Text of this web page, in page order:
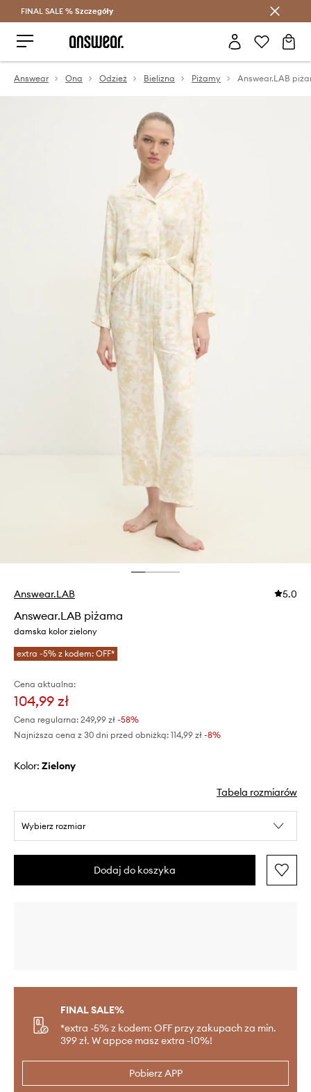
Oszczędzaj z Answear Club >
FINAL SALE % Szczegóły
Answear Ona Odzież Bielizna Piżamy Answear.LAB
Answear.LAB 5.0
Answear.LAB piżama
damska kolor zielony
extra -5% z kodem: OFF*
Cena aktualna:
104,99 zł
Cena regularna: 249,99 zł -58%
Najniższa cena z 30 dni przed obniżką: 114,99 zł -8%
Kolor: zielony
Tabela rozmiarów
Wybierz rozmiar
Dodaj do koszyka
FINAL SALE%
*extra -5% z kodem: OFF przy zakupach za min.
399 zł. W appce masz extra -10%!
Pobierz APP